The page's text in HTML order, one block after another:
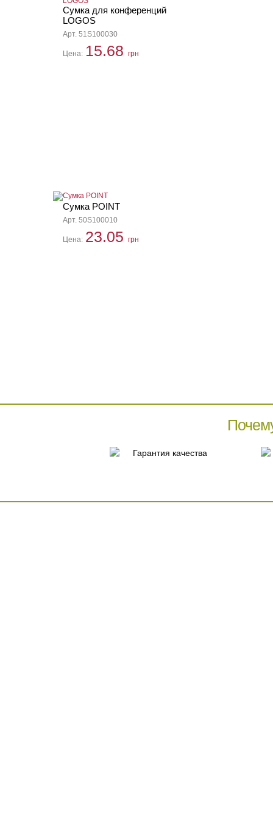
Сумка для конференций
LOGOS
Арт. 51S100030
Цена: 15.68 грн
Сумка POINT
Арт. 50S100010
Цена: 23.05 грн
Гарантия качества